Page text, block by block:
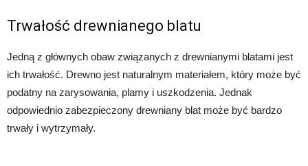
Trwałość drewnianego blatu
Jedną z głównych obaw związanych z drewnianymi blatami jest
ich trwałość. Drewno jest naturalnym materiałem, który może być
podatny na zarysowania, plamy i uszkodzenia. Jednak
odpowiednio zabezpieczony drewniany blat może być bardzo
trwały i wytrzymały.